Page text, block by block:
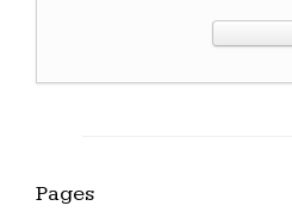
Pages